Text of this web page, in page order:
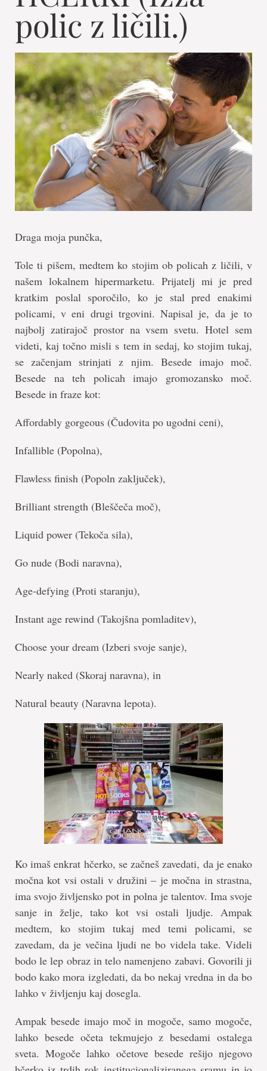
polic z ličili.)
Draga moja punčka,
Tole ti pišem, medtem ko stojim ob policah z ličili, v
našem lokalnem hipermarketu. Prijatelj mi je pred
kratkim poslal sporočilo, ko je stal pred enakimi
policami, v eni drugi trgovini. Napisal je, da je to
najbolj zatirajoč prostor na vsem svetu. Hotel sem
videti, kaj točno misli s tem in sedaj, ko stojim tukaj,
se začenjam strinjati z njim. Besede imajo moč.
Besede na teh policah imajo gromozansko moč.
Besede in fraze kot:
Affordably gorgeous (Čudovita po ugodni ceni),
Infallible (Popolna),
Flawless finish (Popoln zaključek),
Brilliant strength (Bleščeča moč),
Liquid power (Tekoča sila),
Go nude (Bodi naravna),
Age-defying (Proti staranju),
Instant age rewind (Takojšna pomladitev),
Choose your dream (Izberi svoje sanje),
Nearly naked (Skoraj naravna), in
Natural beauty (Naravna lepota).
Ko imaš enkrat hčerko, se začneš zavedati, da je enako
močna kot vsi ostali v družini – je močna in strastna,
ima svojo življensko pot in polna je talentov. Ima svoje
sanje in želje, tako kot vsi ostali ljudje. Ampak
medtem, ko stojim tukaj med temi policami, se
zavedam, da je večina ljudi ne bo videla take. Videli
bodo le lep obraz in telo namenjeno zabavi. Govorili ji
bodo kako mora izgledati, da bo nekaj vredna in da bo
lahko v življenju kaj dosegla.
Ampak besede imajo moč in mogoče, samo mogoče,
lahko besede očeta tekmujejo z besedami ostalega
sveta. Mogoče lahko očetove besede rešijo njegovo